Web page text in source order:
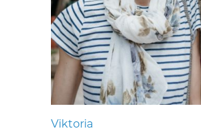
Viktoria